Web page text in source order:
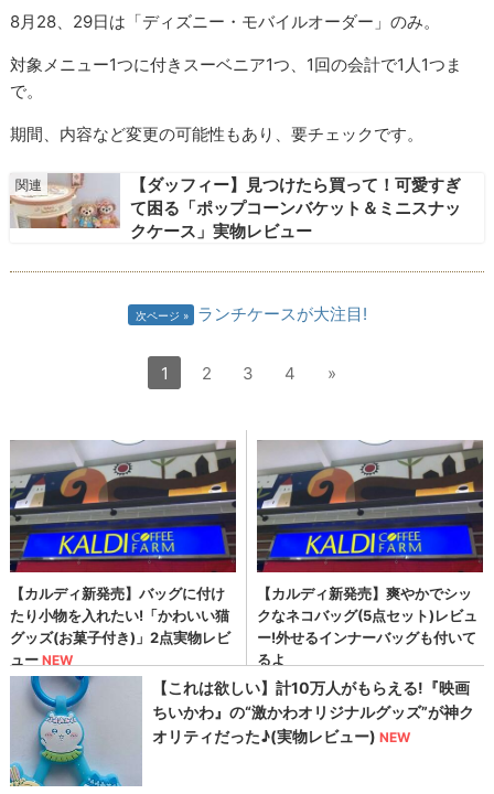
8月28、29日は「ディズニー・モバイルオーダー」のみ。
対象メニュー1つに付きスーベニア1つ、1回の会計で1人1つま
で。
期間、内容など変更の可能性もあり、要チェックです。
【ダッフィー】見つけたら買って！可愛すぎ
て困る「ポップコーンバケット＆ミニスナッ
クケース」実物レビュー
次ページ ランチケースが大注目!
1 2 3 4 »